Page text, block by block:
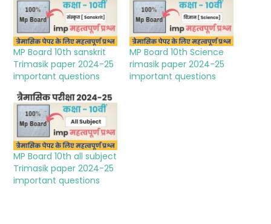
MP Board 10th sanskrit
Trimasik paper 2024-25
important questions
MP Board 10th Science
rimasik paper 2024-25
important questions
MP Board 10th all subject
Trimasik paper 2024-25
important questions